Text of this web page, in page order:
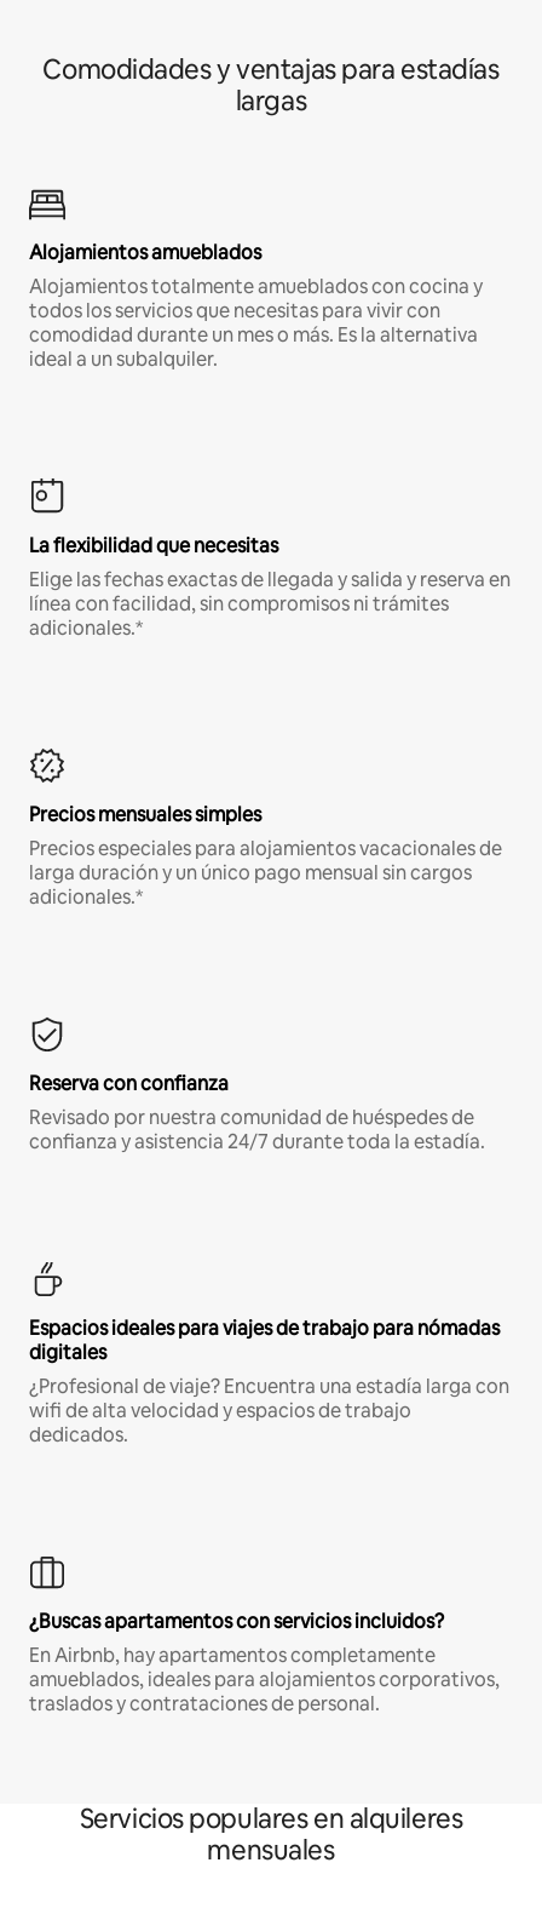
Comodidades y ventajas para estadías
largas
Alojamientos amueblados
Alojamientos totalmente amueblados con cocina y
todos los servicios que necesitas para vivir con
comodidad durante un mes o más. Es la alternativa
ideal a un subalquiler.
La flexibilidad que necesitas
Elige las fechas exactas de llegada y salida y reserva en
línea con facilidad, sin compromisos ni trámites
adicionales.*
Precios mensuales simples
Precios especiales para alojamientos vacacionales de
larga duración y un único pago mensual sin cargos
adicionales.*
Reserva con confianza
Revisado por nuestra comunidad de huéspedes de
confianza y asistencia 24/7 durante toda la estadía.
Espacios ideales para viajes de trabajo para nómadas
digitales
¿Profesional de viaje? Encuentra una estadía larga con
wifi de alta velocidad y espacios de trabajo
dedicados.
¿Buscas apartamentos con servicios incluidos?
En Airbnb, hay apartamentos completamente
amueblados, ideales para alojamientos corporativos,
traslados y contrataciones de personal.
Servicios populares en alquileres
mensuales